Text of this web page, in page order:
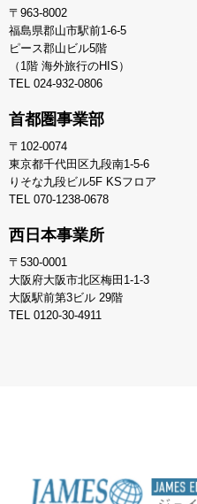
〒963-8002
福島県郡山市駅前1-6-5
ピース郡山ビル5階
（1階 海外旅行のHIS）
TEL 024-932-0806
首都圏事業部
〒102-0074
東京都千代田区九段南1-5-6
りそな九段ビル5F KSフロア
TEL 070-1238-0678
西日本事業所
〒530-0001
大阪府大阪市北区梅田1-1-3
大阪駅前第3ビル 29階
TEL 0120-30-4911